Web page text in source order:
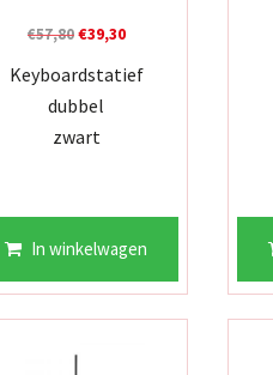
€57,80Oorspronkelijke
prijs
was:
€39,30Huidige
prijs
Keyboardstatief
dubbel
zwart
In winkelwagen